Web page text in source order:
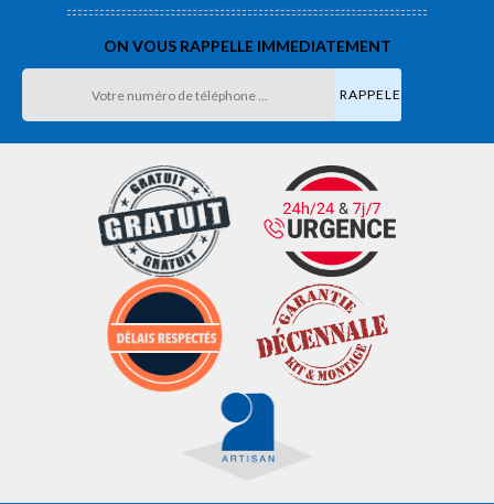
ON VOUS RAPPELLE IMMEDIATEMENT